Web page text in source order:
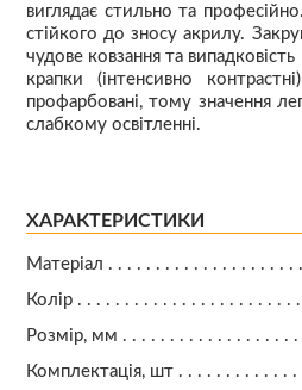
виглядає стильно та
стійкого до зносу акрилу.
чудове ковзання та
крапки (інтенсивно
профарбовані, тому значення
слабкому освітленні.
ХАРАКТЕРИСТИКИ
Матеріал
Колір
Розмір, мм
Комплектація, шт